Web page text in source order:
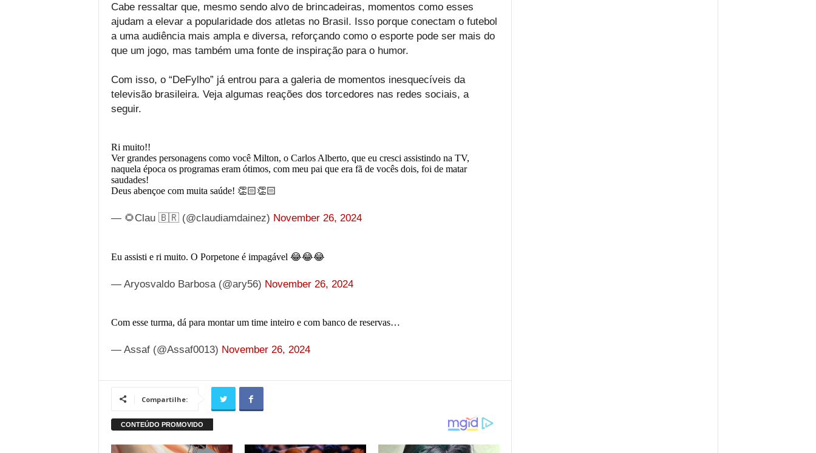
Cabe ressaltar que, mesmo sendo alvo de brincadeiras, momentos como esses
ajudam a elevar a popularidade dos atletas no Brasil. Isso porque conectam o futebol
a uma audiência mais ampla e diversa, reforçando como o esporte pode ser mais do
que um jogo, mas também uma fonte de inspiração para o humor.
Com isso, o “DeFylho” já entrou para a galeria de momentos inesquecíveis da
televisão brasileira. Veja algumas reações dos torcedores nas redes sociais, a
seguir.
Ri muito!!
Ver grandes personagens como você Milton, o Carlos Alberto, que eu cresci assistindo na TV,
naquela época os programas eram ótimos, com meu pai que era fã de vocês dois, foi de matar
saudades!
Deus abençoe com muita saúde! 👏🏻👏🏻
— 🌻Clau 🇧🇷 (@claudiamdainez) November 26, 2024
Eu assisti e ri muito. O Porpetone é impagável 😂😂😂
— Aryosvaldo Barbosa (@ary56) November 26, 2024
Com esse turma, dá para montar um time inteiro e com banco de reservas…
— Assaf (@Assaf0013) November 26, 2024
Compartilhe: